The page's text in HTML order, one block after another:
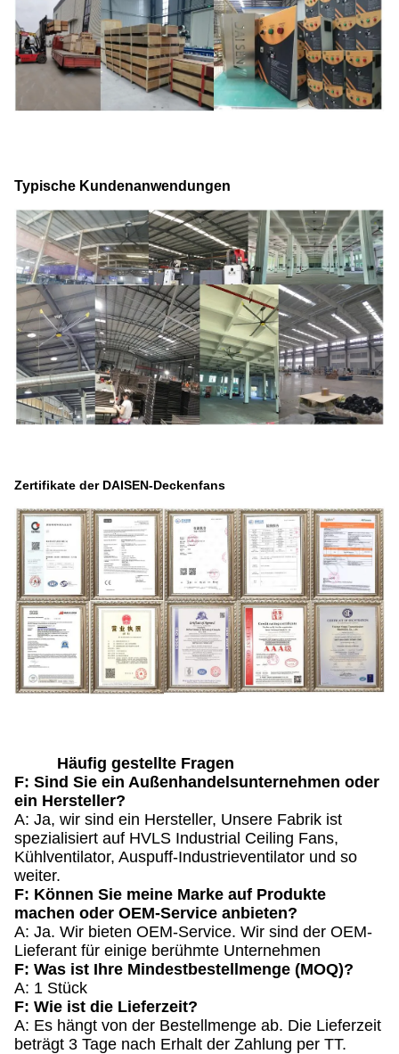
Typische Kundenanwendungen
Zertifikate der DAISEN-Deckenfans
Häufig gestellte Fragen
F: Sind Sie ein Außenhandelsunternehmen oder
ein Hersteller?
A: Ja, wir sind ein Hersteller, Unsere Fabrik ist
spezialisiert auf HVLS Industrial Ceiling Fans,
Kühlventilator, Auspuff-Industrieventilator und so
weiter.
F: Können Sie meine Marke auf Produkte
machen oder OEM-Service anbieten?
A: Ja. Wir bieten OEM-Service. Wir sind der OEM-
Lieferant für einige berühmte Unternehmen
F: Was ist Ihre Mindestbestellmenge (MOQ)?
A: 1 Stück
F: Wie ist die Lieferzeit?
A: Es hängt von der Bestellmenge ab. Die Lieferzeit
beträgt 3 Tage nach Erhalt der Zahlung per TT.